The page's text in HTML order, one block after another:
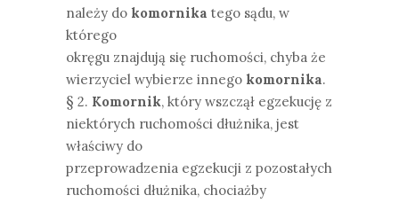
należy do komornika tego sądu, w
którego
okręgu znajdują się ruchomości, chyba że
wierzyciel wybierze innego komornika.
§ 2. Komornik, który wszczął egzekucję z
niektórych ruchomości dłużnika, jest
właściwy do
przeprowadzenia egzekucji z pozostałych
ruchomości dłużnika, chociażby